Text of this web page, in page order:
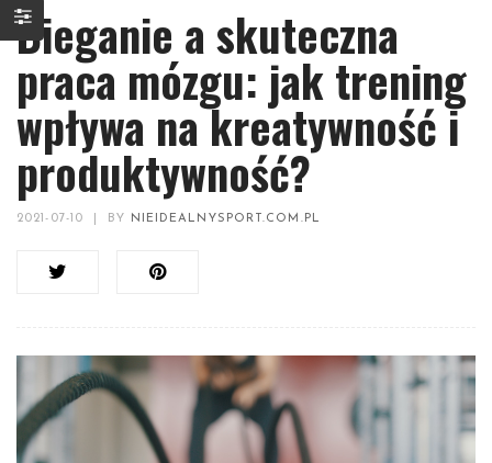
Bieganie a skuteczna
praca mózgu: jak trening
wpływa na kreatywność i
produktywność?
2021-07-10 BY NIEIDEALNYSPORT.COM.PL